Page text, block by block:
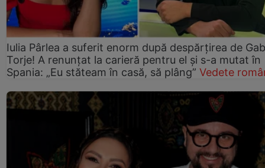
Iulia Pârlea a suferit enorm după despărțirea de
Torje! A renunțat la carieră pentru el și s-a mutat în
Spania: „Eu stăteam în casă, să plâng” Vedete